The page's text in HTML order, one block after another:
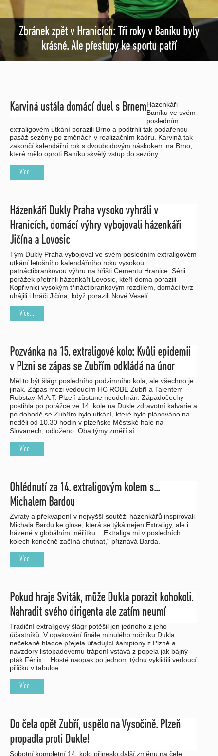
Zbránek zpět v Hranicích: Tři roky v Baníku byly
krásné. Ale přestupy ke sportu patří
Karviná ustála domácí duel s BrnemHázenkáři
Baníku ve svém
posledním
extraligovém utkání porazili Brno a podtrhli tak podařenou
pasáž sezóny po změnách v realizačním kádru. Karviná tak
zakončí kalendářní rok s dvoubodovým náskokem na Brno,
které mělo oproti Baníku skvělý vstup do sezóny.
Více...
Házenkáři Dukly Praha vysoko vyhráli v
Hranicích, domácí výhry vybojovali házenkáři
Jičína a Lovosic
Tým Dukly Praha vybojoval ve svém posledním extraligovém
utkání letošního kalendářního roku vysokou
patnáctibrankovou výhru na hřišti Cementu Hranice. Sérii
porážek přetrhli házenkáři Lovosic, kteří doma porazili
Kopřivnici vysokým třináctibrankovým rozdílem, domácí tvrz
uhájili i hráči Jičína, když porazili Nové Veselí.
Více...
Pozvánka na 15. extraligové kolo: Kvůli epidemii
v Plzni se zápas se Zubřím odkládá na únor
Měl to být šlágr posledního podzimního kola, ale všechno je
jinak. Zápas mezi vedoucím HC ROBE Zubří a Talentem
Robstav-M.A.T. Plzeň zůstane neodehrán. Západočechy
postihla po porážce ve 14. kole na Dukle zdravotní kalvárie a
po dohodě se Zubřím bylo utkání, které bylo plánováno na
neděli od 10.30 hodin v plzeňské Městské hale na
Slovanech, odloženo. Oba týmy změří sí…
Více...
Ohlédnutí za 14. extraligovým kolem s...
Michalem Bardou
Zvraty a překvapení v nejvyšší soutěži házenkářů inspirovali
Michala Bardu ke glose, která se týká nejen Extraligy, ale i
házené v globálním měřítku. „Extraliga mi v posledních
kolech konečně začíná chutnat,“ přiznává Barda.
Více...
Pokud hraje Sviták, může Dukla porazit kohokoli.
Nahradit svého dirigenta ale zatím neumí
Tradiční extraligový šlágr potěšil jen jednoho z jeho
účastníků. V opakování finále minulého ročníku Dukla
nečekaně hladce přejela úřadující šampiony z Plzně a
navzdory listopadovému trápení vstává z popela jak bájný
pták Fénix… Hosté naopak po jednom týdnu vyklidili vedoucí
příčku v tabulce.
Více...
Do čela opět Zubří, uspělo na Vysočině. Plzeň
propadla proti Dukle!
Sobotní kompletní 14. kolo přineslo další změnu na čele